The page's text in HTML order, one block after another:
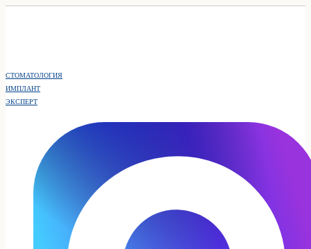
СТОМАТОЛОГИЯ
ИМПЛАНТ
ЭКСПЕРТ